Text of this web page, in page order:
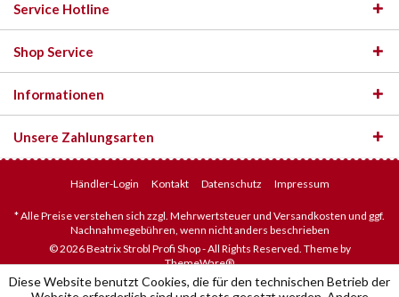
Service Hotline
Shop Service
Informationen
Unsere Zahlungsarten
Händler-Login Kontakt Datenschutz Impressum
* Alle Preise verstehen sich zzgl. Mehrwertsteuer und Versandkosten und ggf.
Nachnahmegebühren, wenn nicht anders beschrieben
© 2026 Beatrix Strobl Profi Shop - All Rights Reserved. Theme by
ThemeWare®
Diese Website benutzt Cookies, die für den technischen Betrieb der